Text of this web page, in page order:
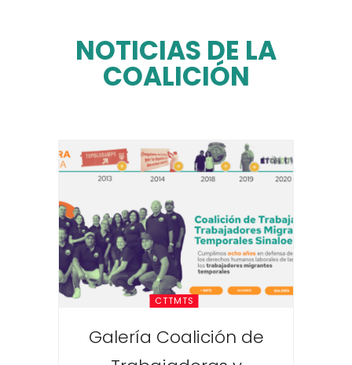
NOTICIAS DE LA
COALICIÓN
CTTMTS
Galería Coalición de